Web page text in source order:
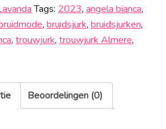
Tags: 2023, angela bianca,
, bruidsjurk, bruidsjurken,
, trouwjurk, trouwjurk Almere,
Beoordelingen (0)